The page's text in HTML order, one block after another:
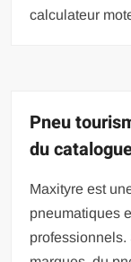
calculateur
Pneu
du
Maxityre est
pneumatiques